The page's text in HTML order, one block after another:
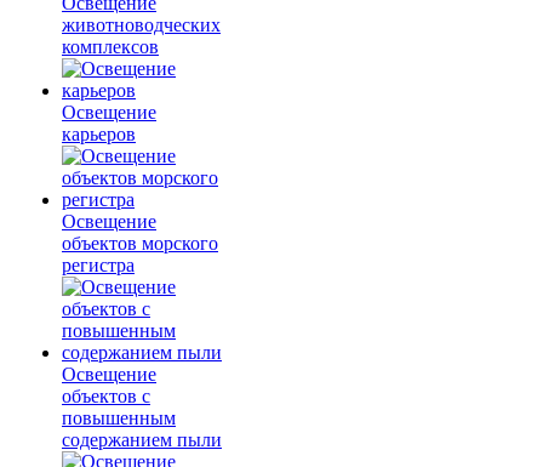
животноводческих
комплексов
Освещение
карьеров
Освещение
объектов морского
регистра
Освещение
объектов с
повышенным
содержанием пыли